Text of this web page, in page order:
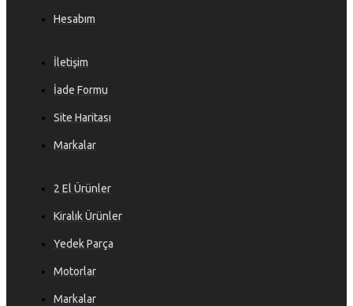
Hesabım
İletişim
İade Formu
Site Haritası
Markalar
2 El Ürünler
Kiralık Ürünler
Yedek Parça
Motorlar
Markalar